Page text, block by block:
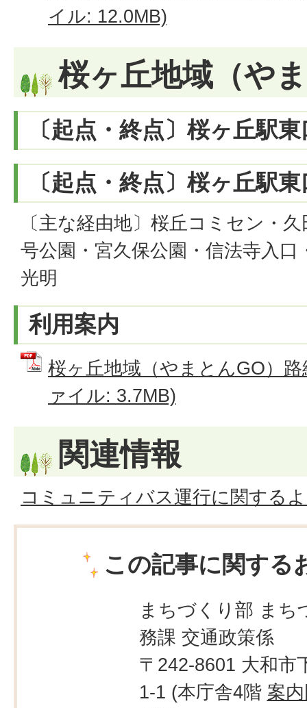
イル: 12.0MB)
桜ヶ丘地域（や
〔起点・終点〕桜ヶ丘駅
〔起点・終点〕桜ヶ丘駅
〔主な経由地〕桜丘コミセン・
号公園・宮久保公園・信法寺入口
光明
利用案内
桜ヶ丘地域（やまとんGO）
ァイル: 3.7MB)
関連情報
コミュニティバス運行に関する
この記事に関する
まちづくり部 まち
務課 交通政策係
〒242-8601 大和市
1-1 (本庁舎4階 案